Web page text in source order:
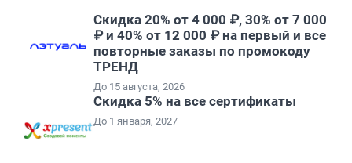
Скидка 20% от 4 000 ₽, 30% от 7 000
₽ и 40% от 12 000 ₽ на первый и все
повторные заказы по промокоду
ТРЕНД
До 15 августа, 2026
Скидка 5% на все сертификаты
До 1 января, 2027